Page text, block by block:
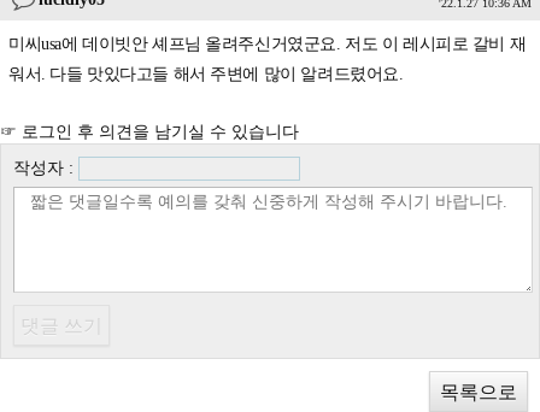
'22.1.27 10:36 AM
미씨usa에 데이빗안 셰프님 올려주신거였군요. 저도 이 레시피로 갈비 재
워서. 다들 맛있다고들 해서 주변에 많이 알려드렸어요.
☞ 로그인 후 의견을 남기실 수 있습니다
작성자 :
목록으로